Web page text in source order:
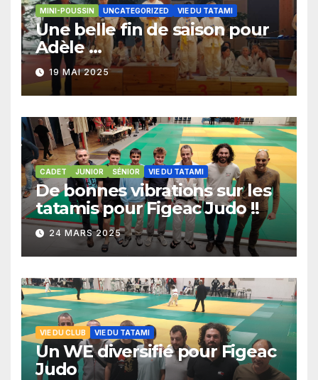
MINI-POUSSIN UNCATEGORIZED VIE DU TATAMI
Une belle fin de saison pour
Adèle …
19 MAI 2025
CADET JUNIOR SÉNIOR VIE DU TATAMI
De bonnes vibrations sur les
tatamis pour Figeac Judo !!
24 MARS 2025
VIE DU CLUB VIE DU TATAMI
Un WE diversifié pour Figeac
Judo